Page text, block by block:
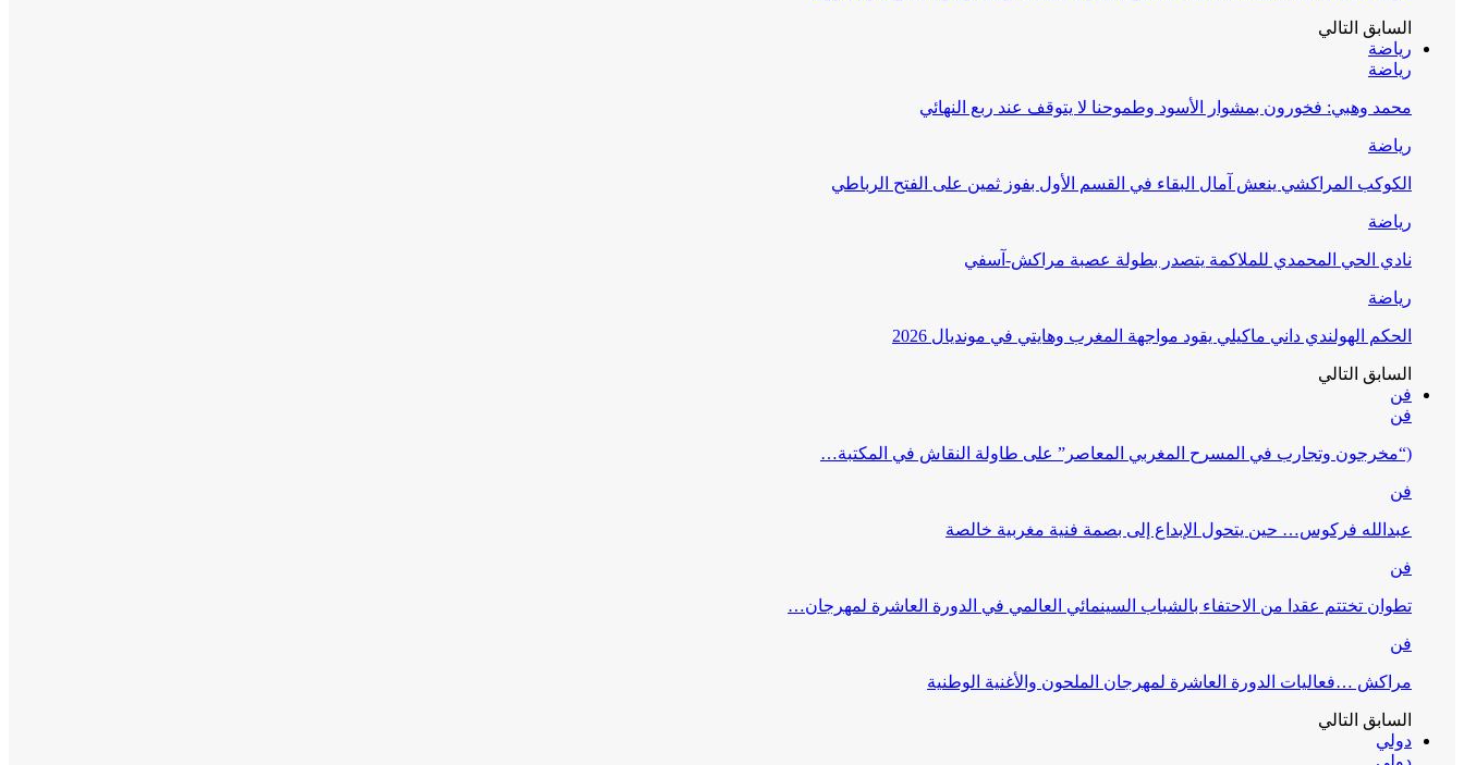
السابق التالي
رياضة
رياضة
محمد وهبي: فخورون بمشوار الأسود وطموحنا لا يتوقف عند ربع النهائي
رياضة
الكوكب المراكشي ينعش آمال البقاء في القسم الأول بفوز ثمين على الفتح الرباطي
رياضة
نادي الحي المحمدي للملاكمة يتصدر بطولة عصبة مراكش-آسفي
رياضة
الحكم الهولندي داني ماكيلي يقود مواجهة المغرب وهايتي في مونديال 2026
السابق التالي
فن
فن
(“مخرجون وتجارب في المسرح المغربي المعاصر” على طاولة النقاش في المكتبة…
فن
عبدالله فركوس… حين يتحول الإبداع إلى بصمة فنية مغربية خالصة
فن
تطوان تختتم عقدا من الاحتفاء بالشباب السينمائي العالمي في الدورة العاشرة لمهرجان…
فن
مراكش …فعاليات الدورة العاشرة لمهرجان الملحون والأغنية الوطنية
السابق التالي
دولي
دولي